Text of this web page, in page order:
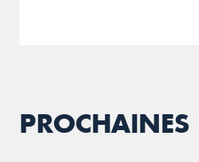
PROCHAINES